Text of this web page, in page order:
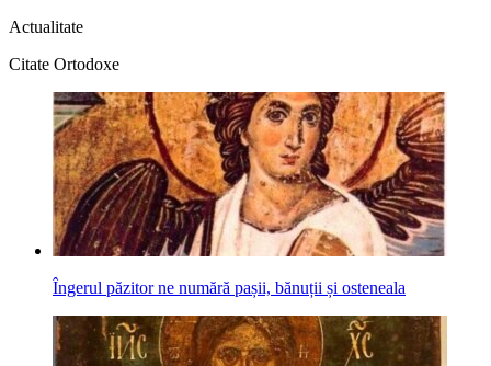
Actualitate
Citate Ortodoxe
Îngerul păzitor ne numără pașii, bănuții și osteneala